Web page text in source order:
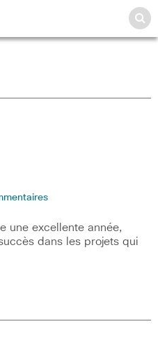
une excellente année,
dans les projets qui